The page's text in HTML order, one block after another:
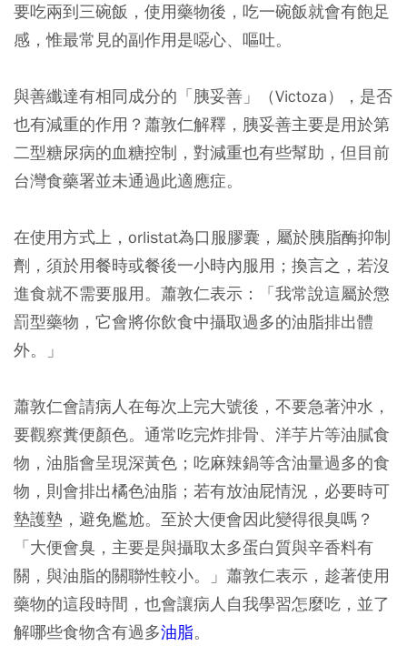
要吃兩到三碗飯，使用藥物後，吃一碗飯就會有飽足
感，惟最常見的副作用是噁心、嘔吐。
與善纖達有相同成分的「胰妥善」（Victoza），是否
也有減重的作用？蕭敦仁解釋，胰妥善主要是用於第
二型糖尿病的血糖控制，對減重也有些幫助，但目前
台灣食藥署並未通過此適應症。
在使用方式上，orlistat為口服膠囊，屬於胰脂酶抑制
劑，須於用餐時或餐後一小時內服用；換言之，若沒
進食就不需要服用。蕭敦仁表示：「我常說這屬於懲
罰型藥物，它會將你飲食中攝取過多的油脂排出體
外。」
蕭敦仁會請病人在每次上完大號後，不要急著沖水，
要觀察糞便顏色。通常吃完炸排骨、洋芋片等油膩食
物，油脂會呈現深黃色；吃麻辣鍋等含油量過多的食
物，則會排出橘色油脂；若有放油屁情況，必要時可
墊護墊，避免尷尬。至於大便會因此變得很臭嗎？
「大便會臭，主要是與攝取太多蛋白質與辛香料有
關，與油脂的關聯性較小。」蕭敦仁表示，趁著使用
藥物的這段時間，也會讓病人自我學習怎麼吃，並了
解哪些食物含有過多油脂。